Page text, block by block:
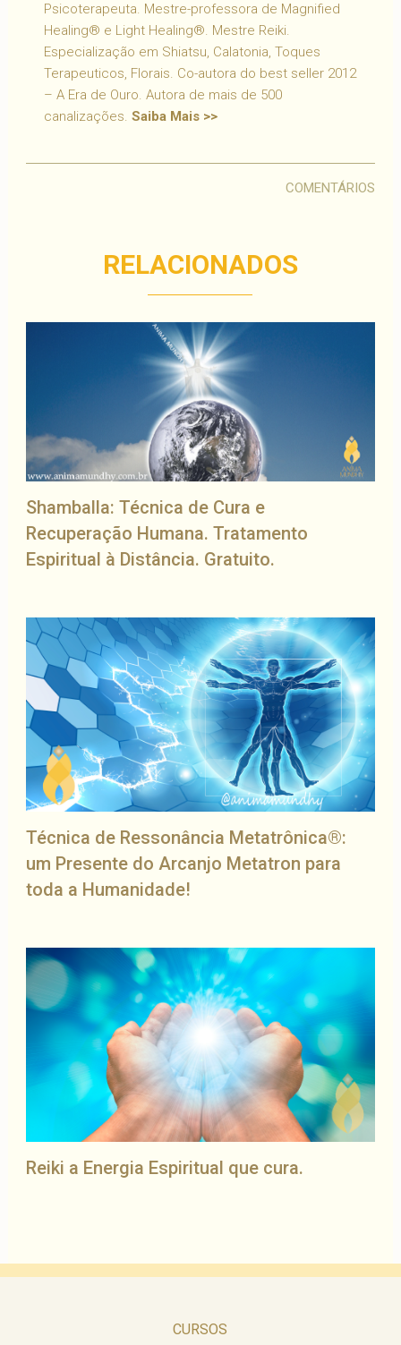
Psicoterapeuta. Mestre-professora de Magnified
Healing® e Light Healing®. Mestre Reiki.
Especialização em Shiatsu, Calatonia, Toques
Terapeuticos, Florais. Co-autora do best seller 2012
– A Era de Ouro. Autora de mais de 500
canalizações. Saiba Mais >>
COMENTÁRIOS
RELACIONADOS
Shamballa: Técnica de Cura e
Recuperação Humana. Tratamento
Espiritual à Distância. Gratuito.
Técnica de Ressonância Metatrônica®:
um Presente do Arcanjo Metatron para
toda a Humanidade!
Reiki a Energia Espiritual que cura.
CURSOS